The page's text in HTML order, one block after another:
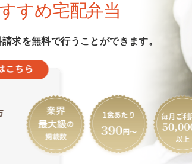
すめ宅配弁当
求を無料で行うことができます。